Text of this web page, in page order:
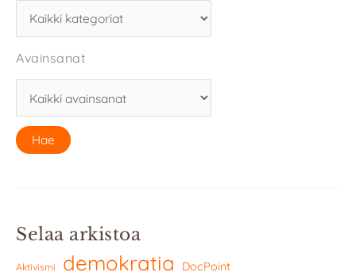
Avainsanat
Selaa arkistoa
Aktivismi demokratia DocPoint